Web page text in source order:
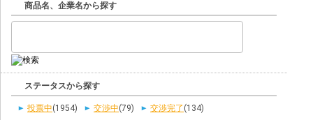
商品名、企業名から探す
ステータスから探す
投票中(1954) 交渉中(79) 交渉完了 (134)